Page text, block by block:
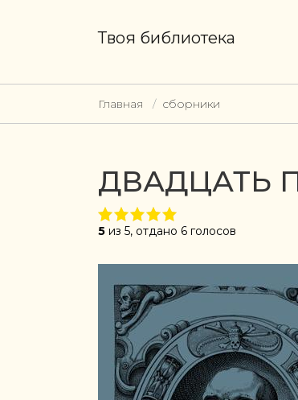
Твоя библиотека
Главная сборники
ДВАДЦАТЬ
5 из 5, отдано 6 голосов